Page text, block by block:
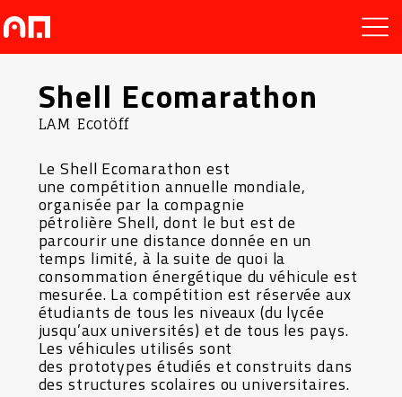
Shell Ecomarathon
LAM Ecotöff
Le Shell Ecomarathon est
une compétition annuelle mondiale,
organisée par la compagnie
pétrolière Shell, dont le but est de
parcourir une distance donnée en un
temps limité, à la suite de quoi la
consommation énergétique du véhicule est
mesurée. La compétition est réservée aux
étudiants de tous les niveaux (du lycée
jusqu’aux universités) et de tous les pays.
Les véhicules utilisés sont
des prototypes étudiés et construits dans
des structures scolaires ou universitaires.